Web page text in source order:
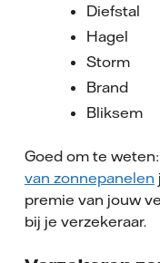
Diefstal
Hagel
Storm
Brand
Bliksem
Goed om te
van zonnepanelen
premie van jouw
bij je verzekeraar.